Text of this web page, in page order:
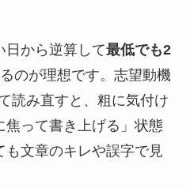
日から逆算して最低でも2
のが理想です。志望動機
読み直すと、粗に気付け
焦って書き上げる」状態
も文章のキレや誤字で見